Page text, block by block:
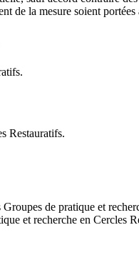
de la mesure soient
.
Restauratifs.
Groupes de pratique et
et recherche en Cercles